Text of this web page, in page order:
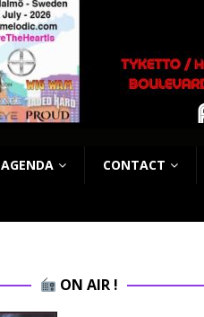
AGENDA CONTACT
ON AIR !